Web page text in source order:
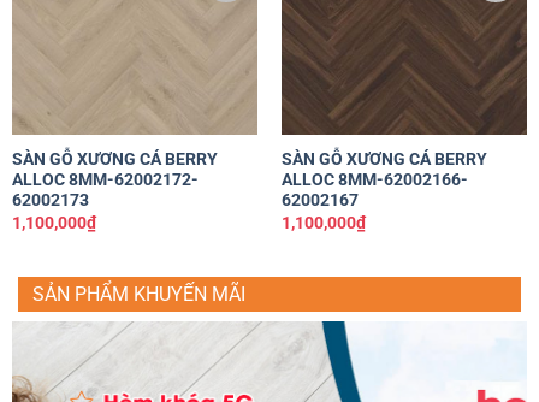
SÀN GỖ XƯƠNG CÁ BERRY
ALLOC 8MM-62002172-
62002173
1,100,000₫
Yêu
thích
SÀN GỖ XƯƠNG CÁ BERRY
ALLOC 8MM-62002166-
62002167
1,100,000₫
SẢN PHẨM KHUYẾN MÃI